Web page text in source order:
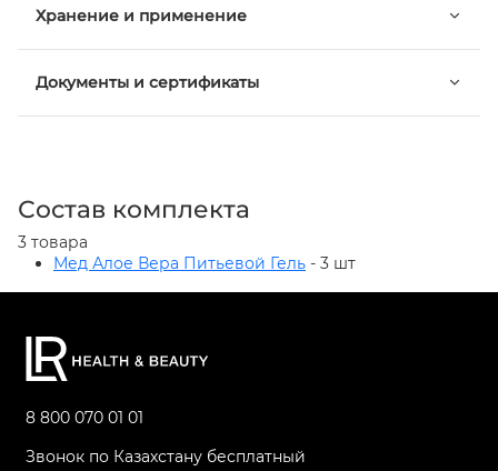
Хранение и применение
Документы и сертификаты
Состав комплекта
3 товара
Мед Алое Вера Питьевой Гель - 3 шт
8 800 070 01 01
Звонок по Казахстану бесплатный